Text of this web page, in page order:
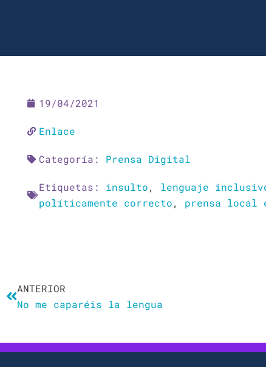
19/04/2021
Enlace
Categoría: Prensa Digital
Etiquetas: insulto, lenguaje
políticamente correcto, prensa local
ANTERIOR
No me caparéis la lengua